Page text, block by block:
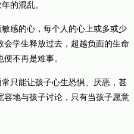
的混乱。
感的心，每个人的心上或多或少
学生释放过去，超越负面的生命
不再是难事。
只能让孩子心生恐惧、厌恶，甚
容地与孩子讨论，只有当孩子愿意